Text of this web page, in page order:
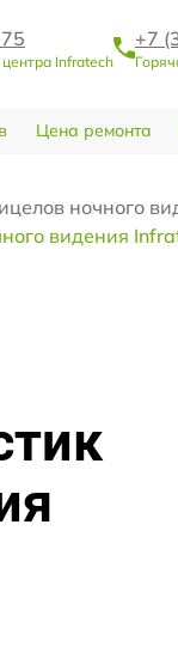
Infratech
+7
Цена ремонта
ночного
видения